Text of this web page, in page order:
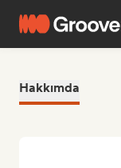
Hakkımda